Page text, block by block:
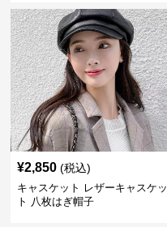
¥2,850 (税込)
キャスケット レザーキャスケッ
ト 八枚はぎ帽子